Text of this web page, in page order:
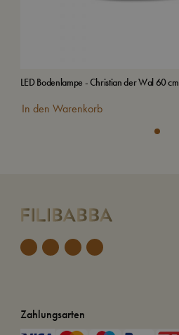
LED Bodenlampe - Christian der Wal 60 cm
In den Warenkorb
Zahlungsarten